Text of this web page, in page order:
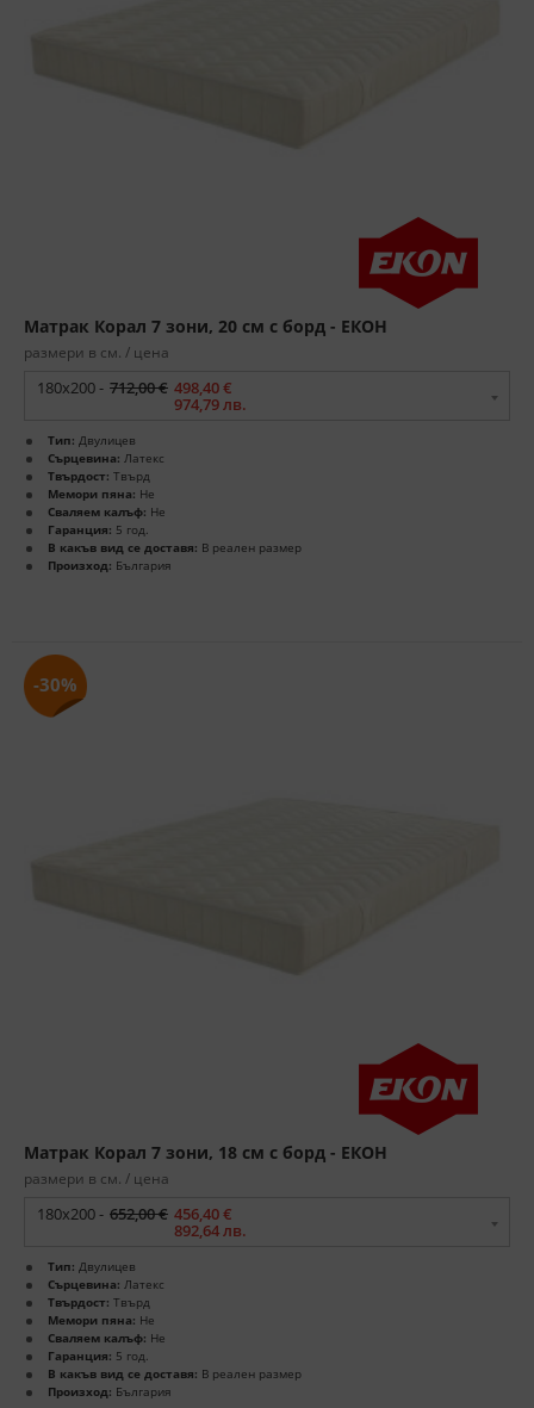
Матрак Корал 7 зони, 20 см с борд - ЕКОН
размери в см. / цена
180x200 - 712,00 € 498,40 €
974,79 лв.
Тип: Двулицев
Сърцевина: Латекс
Твърдост: Твърд
Мемори пяна: Не
Сваляем калъф: Не
Гаранция: 5 год.
В какъв вид се доставя: В реален размер
Произход: България
-30%
Матрак Корал 7 зони, 18 см с борд - ЕКОН
размери в см. / цена
180x200 - 652,00 € 456,40 €
892,64 лв.
Тип: Двулицев
Сърцевина: Латекс
Твърдост: Твърд
Мемори пяна: Не
Сваляем калъф: Не
Гаранция: 5 год.
В какъв вид се доставя: В реален размер
Произход: България